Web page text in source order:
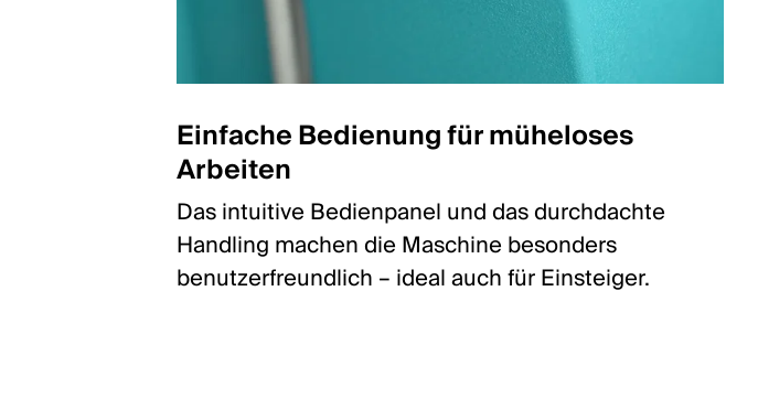
Einfache Bedienung für müheloses
Arbeiten
Das intuitive Bedienpanel und das durchdachte
Handling machen die Maschine besonders
benutzerfreundlich – ideal auch für Einsteiger.